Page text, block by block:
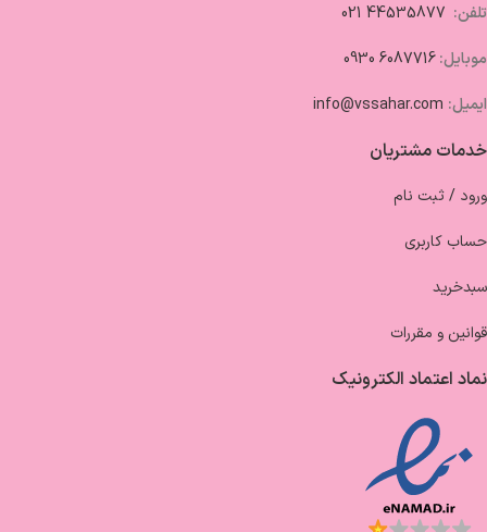
تلفن:
موبایل:6087716 0930
ایمیل: info@vssahar.com
خدمات مشتریان
ورود / ثبت نام
حساب کاربری
سبدخرید
قوانین و مقررات
نماد اعتماد الکترونیک